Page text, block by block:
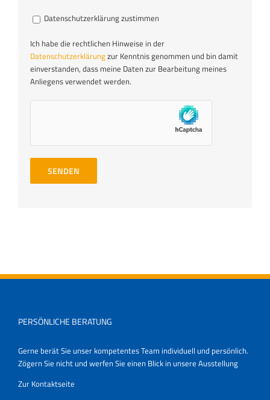
Datenschutzerklärung zustimmen
Ich habe die rechtlichen Hinweise in der
Datenschutzerklärungzur Kenntnis genommen und bin damit
einverstanden, dass meine Daten zur Bearbeitung meines
Anliegens verwendet werden.
PERSÖNLICHE BERATUNG
Gerne berät Sie unser kompetentes Team individuell und persönlich.
Zögern Sie nicht und werfen Sie einen Blick in unsere Ausstellung
Zur Kontaktseite